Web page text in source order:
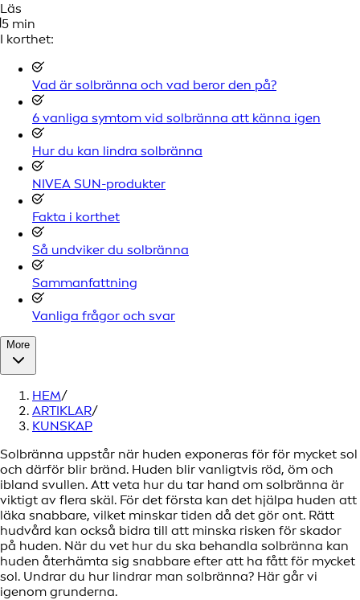
Läs
5 min
I korthet:
Vad är solbränna och vad beror den på?
6 vanliga symtom vid solbränna att känna igen
Hur du kan lindra solbränna
NIVEA SUN-produkter
Fakta i korthet
Så undviker du solbränna
Sammanfattning
Vanliga frågor och svar
More
HEM/
ARTIKLAR/
KUNSKAP
Solbränna uppstår när huden exponeras för för mycket sol
och därför blir bränd. Huden blir vanligtvis röd, öm och
ibland svullen. Att veta hur du tar hand om solbränna är
viktigt av flera skäl. För det första kan det hjälpa huden att
läka snabbare, vilket minskar tiden då det gör ont. Rätt
hudvård kan också bidra till att minska risken för skador
på huden. När du vet hur du ska behandla solbränna kan
huden återhämta sig snabbare efter att ha fått för mycket
sol. Undrar du hur lindrar man solbränna? Här går vi
igenom grunderna.